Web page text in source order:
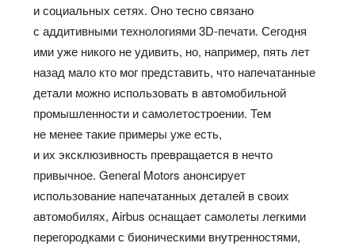
и социальных сетях. Оно тесно связано
с аддитивными технологиями 3D-печати. Сегодня
ими уже никого не удивить, но, например, пять лет
назад мало кто мог представить, что напечатанные
детали можно использовать в автомобильной
промышленности и самолетостроении. Тем
не менее такие примеры уже есть,
и их эксклюзивность превращается в нечто
привычное. General Motors анонсирует
использование напечатанных деталей в своих
автомобилях, Airbus оснащает самолеты легкими
перегородками с бионическими внутренностями,